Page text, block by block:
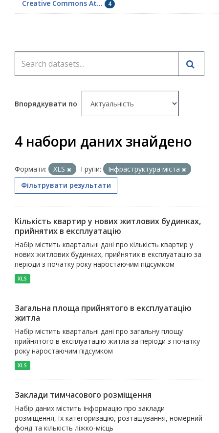
Creative Commons At... 4
Впорядкувати по
4 набори даних знайдено
Формати: XLS Групи:
Інфраструктура міста
Фільтрувати результати
Кількість квартир у нових житлових будинках,
прийнятих в експлуатацію
Набір містить квартальні дані про кількість квартир у
нових житлових будинках, прийнятих в експлуатацію за
періоди з початку року наростаючим підсумком
XLS
Загальна площа прийнятого в експлуатацію
житла
Набір містить квартальні дані про загальну площу
прийнятого в експлуатацію житла за періоди з початку
року наростаючим підсумком
XLS
Заклади тимчасового розміщення
Набір даних містить інформацію про заклади
розміщення, їх категоризацію, розташування, номерний
фонд та кількість ліжко-місць